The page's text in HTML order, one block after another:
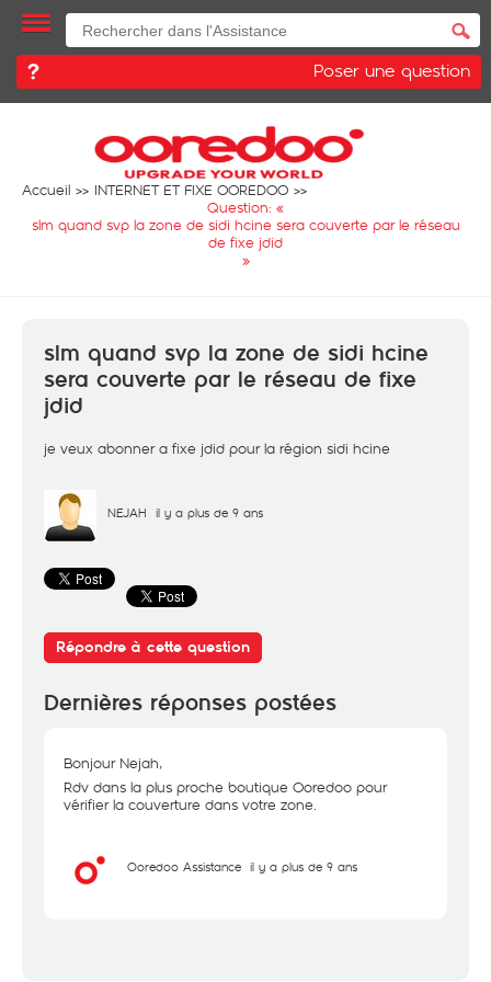
Poser une question
Accueil
INTERNET ET FIXE OOREDOO
Question: «
slm quand svp la zone de sidi hcine sera couverte par le réseau
de fixe jdid
»
slm quand svp la zone de sidi hcine
sera couverte par le réseau de fixe
jdid
je veux abonner a fixe jdid pour la région sidi hcine
NEJAH il y a plus de 9 ans
Répondre à cette question
Dernières réponses postées
Bonjour Nejah,
Rdv dans la plus proche boutique Ooredoo pour
vérifier la couverture dans votre zone.
Ooredoo Assistance il y a plus de 9 ans